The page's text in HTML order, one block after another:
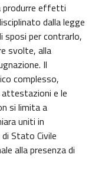
produrre effetti
dalla legge
sposi per contrarlo,
svolte, alla
Il
complesso,
attestazioni e le
si limita a
uniti in
Stato Civile
alla presenza di